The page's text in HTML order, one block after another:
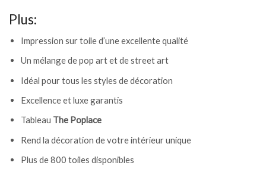
Plus:
Impression sur toile d’une excellente qualité
Un mélange de pop art et de street art
Idéal pour tous les styles de décoration
Excellence et luxe garantis
Tableau The Poplace
Rend la décoration de votre intérieur unique
Plus de 800 toiles disponibles